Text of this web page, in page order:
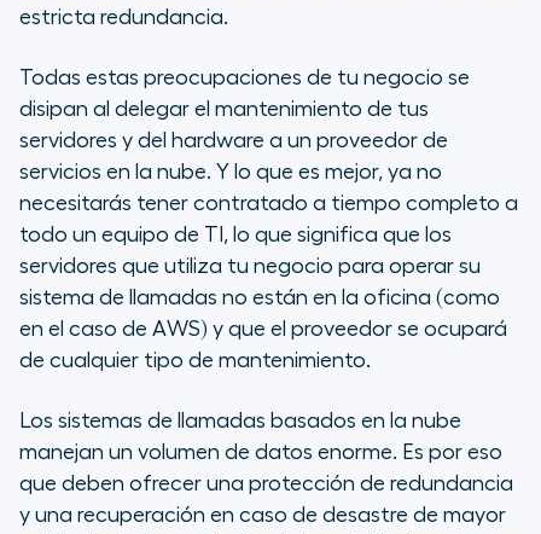
estricta redundancia.
Todas estas preocupaciones de tu negocio se
disipan al delegar el mantenimiento de tus
servidores y del hardware a un proveedor de
servicios en la nube. Y lo que es mejor, ya no
necesitarás tener contratado a tiempo completo a
todo un equipo de TI, lo que significa que los
servidores que utiliza tu negocio para operar su
sistema de llamadas no están en la oficina (como
en el caso de AWS) y que el proveedor se ocupará
de cualquier tipo de mantenimiento.
Los sistemas de llamadas basados en la nube
manejan un volumen de datos enorme. Es por eso
que deben ofrecer una protección de redundancia
y una recuperación en caso de desastre de mayor